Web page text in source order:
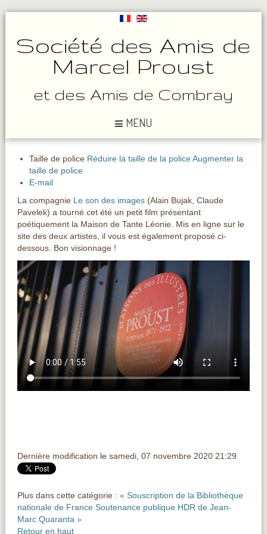
Société des Amis de
Marcel Proust
et des Amis de Combray
MENU
Taille de police Réduire la taille de la police Augmenter la
taille de police
E-mail
La compagnie Le son des images(Alain Bujak, Claude
Pavelek) a tourné cet été un petit film présentant
poétiquement la Maison de Tante Léonie. Mis en ligne sur le
site des deux artistes, il vous est également proposé ci-
dessous. Bon visionnage !
Dernière modification le samedi, 07 novembre 2020 21:29
Plus dans cette catégorie : « Souscription de la Bibliothèque
nationale de France Soutenance publique HDR de Jean-
Marc Quaranta »
Retour en haut